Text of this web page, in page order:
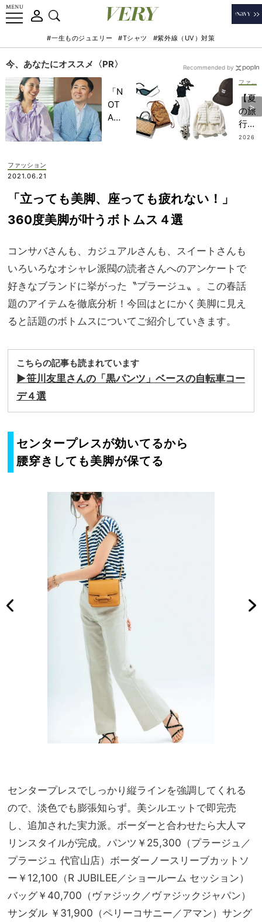
#一生ものジュエリー #Tシャツ #紫外線（UV）対策
今、あなたにオススメ〈PR〉
「N
OT
A
記憶
に一
生残
【極
上の
家族
旅】
を
【夏
の旅
行、
何着
き先
別ワ
ロー
ブプ
2026
Recommended by
ファッション
2021.06.21
「立っても美脚、座っても疲れない！」
360度美脚が叶うボトムス４選
コンサバさんも、カジュアルさんも、スイートさんも
いろいろなオシャレ派閥の読者さんへのアンケートで
好きなブランドに挙がった〝プラージュ〟。この春話
題のアイテムを徹底分析！今回はとにかく美脚に見え
ると話題のボトムスについてご紹介していきます。
こちらの記事も読まれています
▶︎笹川友里さんの「黒パンツ」ベースの自転車コー
デ４選
センタープレスが効いてるから
腰穿きしても美脚が保てる
センタープレスでしっかり縦ラインを強調してくれる
ので、淡色でも膨張知らず。美シルエットで即完売
し、追加された実力派。ボーダーと合わせたら大人マ
リンスタイルが完成。パンツ￥25,300（プラージュ／
プラージュ 代官山店）ボーダーノースリーブカットソ
ー￥12,100（R JUBILEE／ショールーム セッション）
バッグ￥40,700（ヴァジック／ヴァジックジャパン）
サンダル ￥31,900（ペリーコサニー／アマン）サング